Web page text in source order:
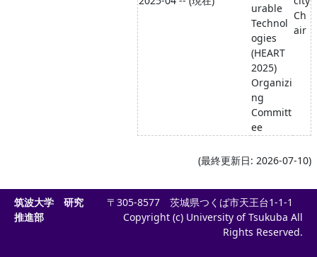
urable
Technol
ogies
(HEART
2025)
Organizi
ng
Committ
ee
Ch
air
(最終更新日: 2026-07-10)
筑波大学 研究
推進部
〒305-8577 茨城県つくば市天王台1-1-1
Copyright (c) University of Tsukuba All
Rights Reserved.